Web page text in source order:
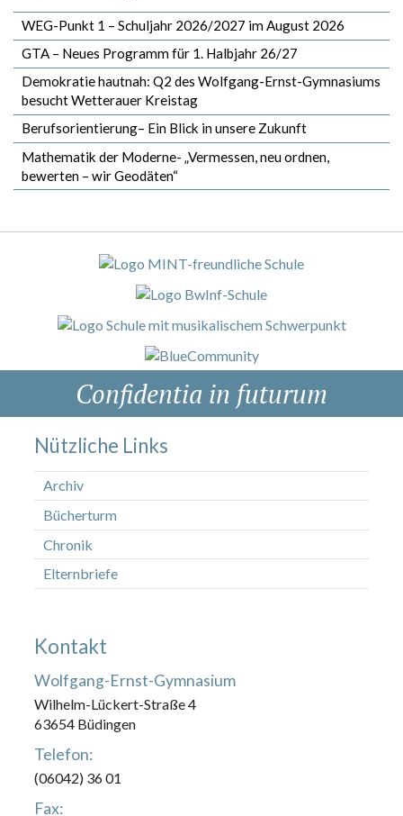
WEG-Punkt 1 – Schuljahr 2026/2027 im August 2026
GTA – Neues Programm für 1. Halbjahr 26/27
Demokratie hautnah: Q2 des Wolfgang-Ernst-Gymnasiums
besucht Wetterauer Kreistag
Berufsorientierung– Ein Blick in unsere Zukunft
Mathematik der Moderne- „Vermessen, neu ordnen,
bewerten – wir Geodäten“
Confidentia in futurum
Nützliche Links
Archiv
Bücherturm
Chronik
Elternbriefe
Kontakt
Wolfgang-Ernst-Gymnasium
Wilhelm-Lückert-Straße 4
63654 Büdingen
Telefon:
(06042) 36 01
Fax: